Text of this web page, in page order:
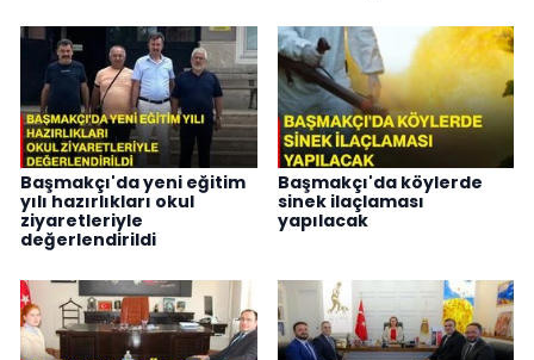
Başmakçı'da yeni eğitim
yılı hazırlıkları okul
ziyaretleriyle
değerlendirildi
Başmakçı'da köylerde
sinek ilaçlaması
yapılacak